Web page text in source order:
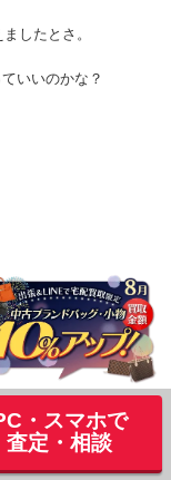
したとさ。
いいのかな？
・スマホで
査定・相談
配買取を申込む